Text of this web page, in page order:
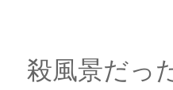
た部屋に